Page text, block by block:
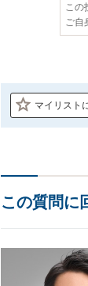
この
ご自
マイリスト
この質問に